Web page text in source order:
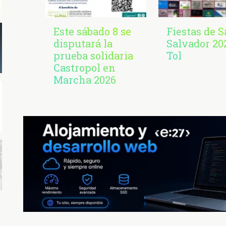
Este sábado 8 se
disputará la
prueba solidaria
Castropol en
Marcha 2026
Fiestas de
Salvador
Tol